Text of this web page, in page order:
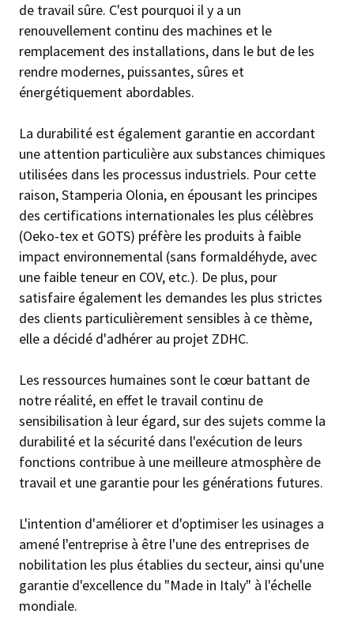
de travail sûre. C'est pourquoi il y a un
renouvellement continu des machines et le
remplacement des installations, dans le but de les
rendre modernes, puissantes, sûres et
énergétiquement abordables.
La durabilité est également garantie en accordant
une attention particulière aux substances chimiques
utilisées dans les processus industriels. Pour cette
raison, Stamperia Olonia, en épousant les principes
des certifications internationales les plus célèbres
(Oeko-tex et GOTS) préfère les produits à faible
impact environnemental (sans formaldéhyde, avec
une faible teneur en COV, etc.). De plus, pour
satisfaire également les demandes les plus strictes
des clients particulièrement sensibles à ce thème,
elle a décidé d'adhérer au projet ZDHC.
Les ressources humaines sont le cœur battant de
notre réalité, en effet le travail continu de
sensibilisation à leur égard, sur des sujets comme la
durabilité et la sécurité dans l'exécution de leurs
fonctions contribue à une meilleure atmosphère de
travail et une garantie pour les générations futures.
L'intention d'améliorer et d'optimiser les usinages a
amené l'entreprise à être l'une des entreprises de
nobilitation les plus établies du secteur, ainsi qu'une
garantie d'excellence du "Made in Italy" à l'échelle
mondiale.